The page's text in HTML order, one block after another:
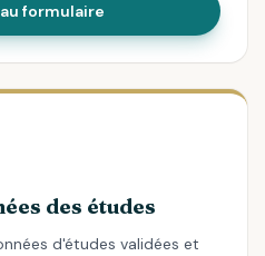
formulaire
des études
d'études validées et